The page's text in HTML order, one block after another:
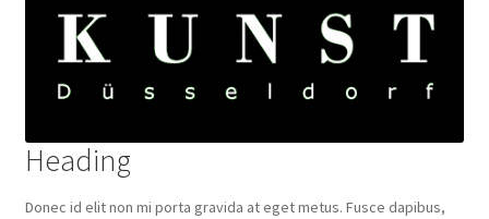
Heading
Donec id elit non mi porta gravida at eget metus. Fusce dapibus,